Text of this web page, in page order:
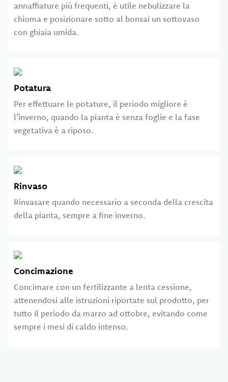
annaffiature più frequenti, è utile nebulizzare la
chioma e posizionare sotto al bonsai un sottovaso
con ghiaia umida.
Potatura
Per effettuare le potature, il periodo migliore è
l’inverno, quando la pianta è senza foglie e la fase
vegetativa è a riposo.
Rinvaso
Rinvasare quando necessario a seconda della crescita
della pianta, sempre a fine inverno.
Concimazione
Concimare con un fertilizzante a lenta cessione,
attenendosi alle istruzioni riportate sul prodotto, per
tutto il periodo da marzo ad ottobre, evitando come
sempre i mesi di caldo intenso.